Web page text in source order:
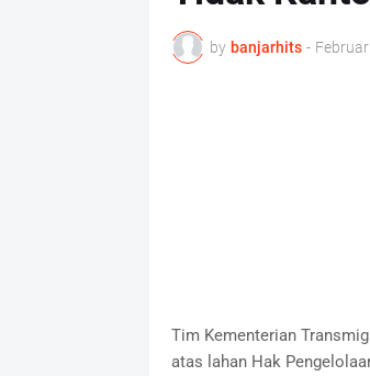
by banjarhits -
Tim Kementerian
atas lahan Hak